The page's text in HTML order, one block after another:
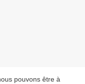
pouvons être à